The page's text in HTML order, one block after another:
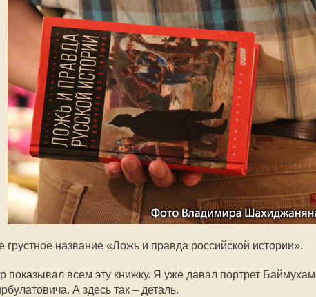
грустное название «Ложь и правда российской истории».
показывал всем эту книжку. Я уже давал портрет
А здесь так – деталь.